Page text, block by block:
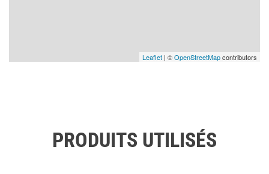
Leaflet | ©OpenStreetMapcontributors
PRODUITS UTILISÉS